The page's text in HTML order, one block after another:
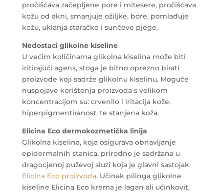
pročišćava začepljene pore i mitesere, pročišćava
kožu od akni, smanjuje ožiljke, bore, pomlađuje
kožu, uklanja staračke i sunčeve pjege.
Nedostaci glikolne kiseline
U većim količinama glikolna kiselina može biti
iritirajući agens, stoga je bitno oprezno birati
proizvode koji sadrže glikolnu kiselinu. Moguće
nuspojave korištenja proizvoda s velikom
koncentracijom su: crvenilo i iritacija kože,
hiperpigmentiranost, te stanjena koža.
Elicina Eco dermokozmetička linija
Glikolna kiselina, koja osigurava obnavljanje
epidermalnih stanica, prirodno je sadržana u
dragocjenoj puževoj sluzi koja je glavni sastojak
Elicina Eco proizvoda. Učinak pilinga glikolne
kiseline Elicina Eco krema je lagan ali učinkovit,